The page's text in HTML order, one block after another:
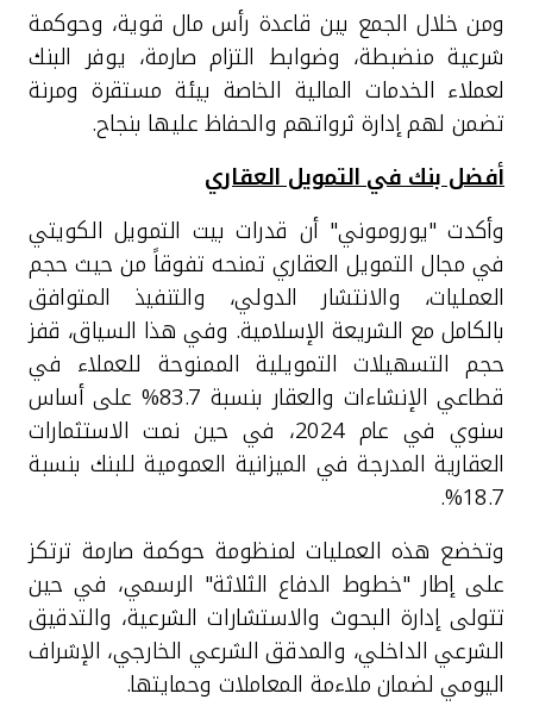
ومن خلال الجمع بين قاعدة رأس مال قوية، وحوكمة
شرعية منضبطة، وضوابط التزام صارمة، يوفر البنك
لعملاء الخدمات المالية الخاصة بيئة مستقرة ومرنة
تضمن لهم إدارة ثرواتهم والحفاظ عليها بنجاح.
أفضل بنك في التمويل العقاري
وأكدت "يوروموني" أن قدرات بيت التمويل الكويتي
في مجال التمويل العقاري تمنحه تفوقاً من حيث حجم
العمليات، والانتشار الدولي، والتنفيذ المتوافق
بالكامل مع الشريعة الإسلامية. وفي هذا السياق، قفز
حجم التسهيلات التمويلية الممنوحة للعملاء في
قطاعي الإنشاءات والعقار بنسبة 83.7% على أساس
سنوي في عام 2024، في حين نمت الاستثمارات
العقارية المدرجة في الميزانية العمومية للبنك بنسبة
18.7%.
وتخضع هذه العمليات لمنظومة حوكمة صارمة ترتكز
على إطار "خطوط الدفاع الثلاثة" الرسمي، في حين
تتولى إدارة البحوث والاستشارات الشرعية، والتدقيق
الشرعي الداخلي، والمدقق الشرعي الخارجي، الإشراف
اليومي لضمان ملاءمة المعاملات وحمايتها.